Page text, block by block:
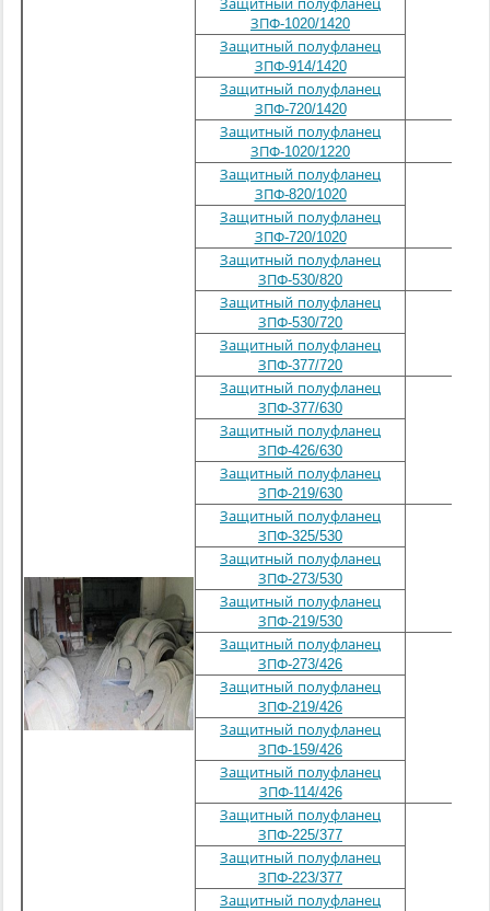
Защитный полуфланец
ЗПФ-1020/1420
Защитный полуфланец
ЗПФ-914/1420
Защитный полуфланец
ЗПФ-720/1420
Защитный полуфланец
ЗПФ-1020/1220
Защитный полуфланец
ЗПФ-820/1020
Защитный полуфланец
ЗПФ-720/1020
Защитный полуфланец
ЗПФ-530/820
Защитный полуфланец
ЗПФ-530/720
Защитный полуфланец
ЗПФ-377/720
Защитный полуфланец
ЗПФ-377/630
Защитный полуфланец
ЗПФ-426/630
Защитный полуфланец
ЗПФ-219/630
Защитный полуфланец
ЗПФ-325/530
Защитный полуфланец
ЗПФ-273/530
Защитный полуфланец
ЗПФ-219/530
Защитный полуфланец
ЗПФ-273/426
Защитный полуфланец
ЗПФ-219/426
Защитный полуфланец
ЗПФ-159/426
Защитный полуфланец
ЗПФ-114/426
Защитный полуфланец
ЗПФ-225/377
Защитный полуфланец
ЗПФ-223/377
Защитный полуфланец